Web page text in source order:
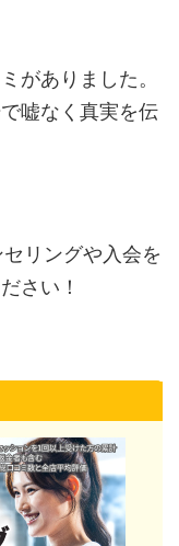
がありました。
嘘なく真実を伝
リングや入会を
さい！